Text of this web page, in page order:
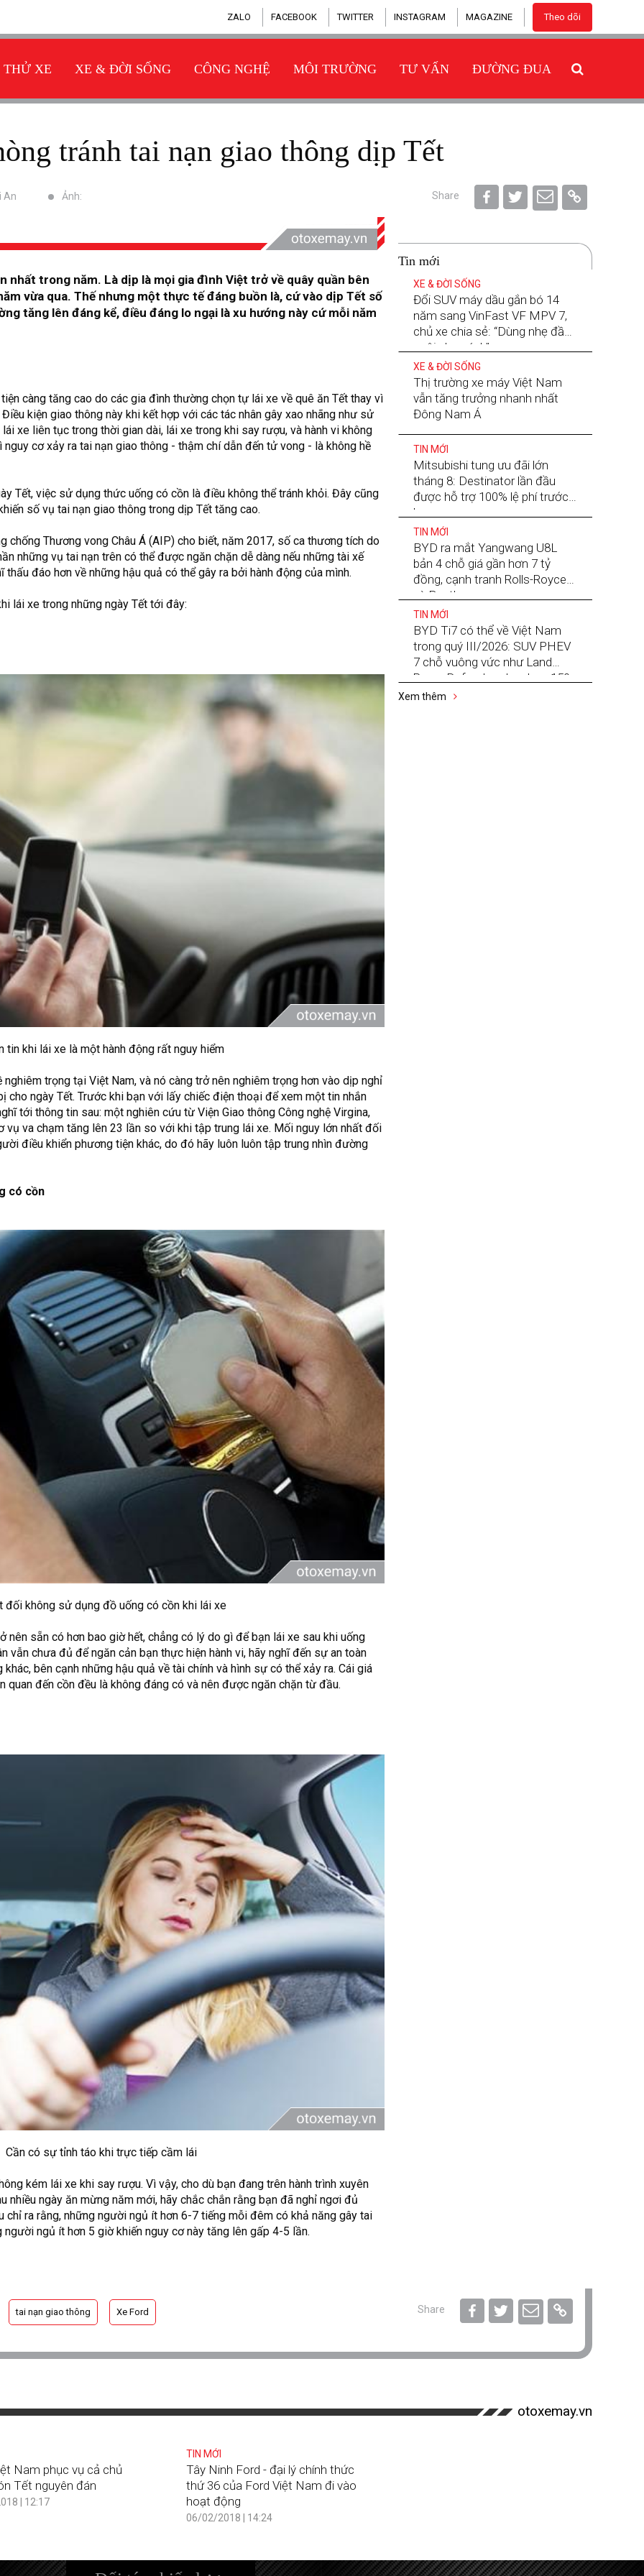
ZALO FACEBOOK TWITTER INSTAGRAM MAGAZINE Theo dõi
THỬ XE XE & ĐỜI SỐNG CÔNG NGHỆ MÔI TRƯỜNG TƯ VẤN ĐƯỜNG ĐUA
tránh tai nạn giao thông dịp Tết
An Ảnh: Share
nhất trong năm. Là dịp là mọi gia đình Việt trở về quây quần bên
vừa qua. Thế nhưng một thực tế đáng buồn là, cứ vào dịp Tết số
tăng lên đáng kể, điều đáng lo ngại là xu hướng này cứ mỗi năm
càng tăng cao do các gia đình thường chọn tự lái xe về quê ăn Tết thay vì
kiện giao thông này khi kết hợp với các tác nhân gây xao nhãng như sử
xe liên tục trong thời gian dài, lái xe trong khi say rượu, và hành vi không
cơ xảy ra tai nạn giao thông - thậm chí dẫn đến tử vong - là không hề
Tết, việc sử dụng thức uống có cồn là điều không thể tránh khỏi. Đây cũng
số vụ tai nạn giao thông trong dịp Tết tăng cao.
chống Thương vong Châu Á (AIP) cho biết, năm 2017, số ca thương tích do
những vụ tai nạn trên có thể được ngăn chặn dễ dàng nếu những tài xế
thấu đáo hơn về những hậu quả có thể gây ra bởi hành động của mình.
lái xe trong những ngày Tết tới đây:
tin khi lái xe là một hành động rất nguy hiểm
trọng tại Việt Nam, và nó càng trở nên nghiêm trọng hơn vào dịp nghỉ
cho ngày Tết. Trước khi bạn với lấy chiếc điện thoại để xem một tin nhắn
tới thông tin sau: một nghiên cứu từ Viện Giao thông Công nghệ Virgina,
vụ va chạm tăng lên 23 lần so với khi tập trung lái xe. Mối nguy lớn nhất đối
điều khiển phương tiện khác, do đó hãy luôn luôn tập trung nhìn đường
có cồn
đối không sử dụng đồ uống có cồn khi lái xe
nên sẵn có hơn bao giờ hết, chẳng có lý do gì để bạn lái xe sau khi uống
vẫn chưa đủ để ngăn cản bạn thực hiện hành vi, hãy nghĩ đến sự an toàn
bên cạnh những hậu quả về tài chính và hình sự có thể xảy ra. Cái giá
quan đến cồn đều là không đáng có và nên được ngăn chặn từ đầu.
Cần có sự tỉnh táo khi trực tiếp cầm lái
kém lái xe khi say rượu. Vì vậy, cho dù bạn đang trên hành trình xuyên
nhiều ngày ăn mừng năm mới, hãy chắc chắn rằng bạn đã nghỉ ngơi đủ
chỉ ra rằng, những người ngủ ít hơn 6-7 tiếng mỗi đêm có khả năng gây tai
ngủ ít hơn 5 giờ khiến nguy cơ này tăng lên gấp 4-5 lần.
Tin mới
XE & ĐỜI SỐNG
Đổi SUV máy dầu gắn bó 14
năm sang VinFast VF MPV 7,
chủ xe chia sẻ: “Dùng nhẹ đầu,
nuôi nhẹ gánh”
XE & ĐỜI SỐNG
Thị trường xe máy Việt Nam
vẫn tăng trưởng nhanh nhất
Đông Nam Á
TIN MỚI
Mitsubishi tung ưu đãi lớn
tháng 8: Destinator lần đầu
được hỗ trợ 100% lệ phí trước
bạ
TIN MỚI
BYD ra mắt Yangwang U8L
bản 4 chỗ giá gần hơn 7 tỷ
đồng, cạnh tranh Rolls-Royce
và Bentley
TIN MỚI
BYD Ti7 có thể về Việt Nam
trong quý III/2026: SUV PHEV
7 chỗ vuông vức như Land
Rover Defender, chạy hơn 150
km không tốn xăng
Xem thêm
tai nạn giao thông Xe Ford Share
otoxemay.vn
Nam phục vụ cả chủ
Tết nguyên đán
| 12:17
TIN MỚI
Tây Ninh Ford - đại lý chính thức
thứ 36 của Ford Việt Nam đi vào
hoạt động
06/02/2018 | 14:24